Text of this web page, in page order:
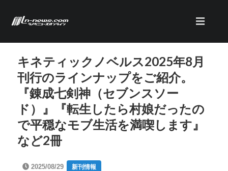
キネティックノベルス2025年8月
刊行のラインナップをご紹介。
『錬成七剣神（セブンスソー
ド）』『転生したら村娘だったの
で平穏なモブ生活を満喫します』
など2冊
2025/08/29 新刊情報